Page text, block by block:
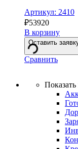
Артикул: 2410
₽53920
В корзину
Оставить
Сравнить
Показать